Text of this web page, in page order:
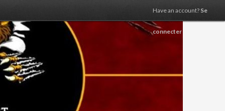
Have an account? Se
connecter